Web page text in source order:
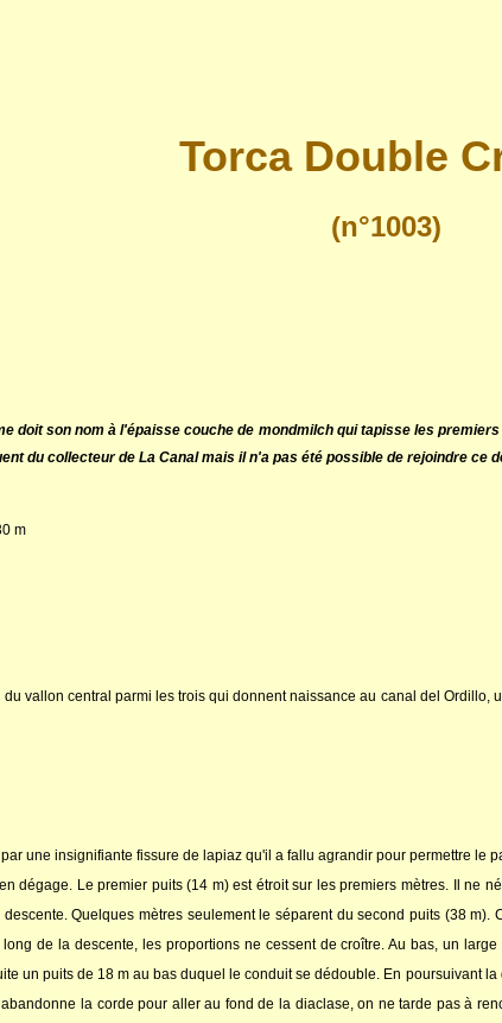
Torca Double
(n°1003)
doit son nom à l'épaisse couche de mondmilch qui tapisse les
du collecteur de La Canal mais il n'a pas été possible de rejoindre ce
m
vallon central parmi les trois qui donnent naissance au canal del
une insignifiante fissure de lapiaz qu'il a fallu agrandir pour permettre le
dégage. Le premier puits (14 m) est étroit sur les premiers mètres. Il ne
Quelques mètres seulement le séparent du second puits (38
de la descente, les proportions ne cessent de croître. Au bas, un
un puits de 18 m au bas duquel le conduit se dédouble. En poursuivant
la corde pour aller au fond de la diaclase, on ne tarde pas à